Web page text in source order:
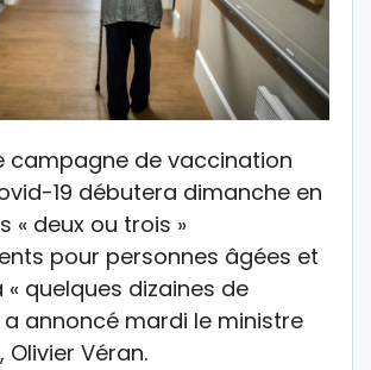
campagne de vaccination
19 débutera dimanche en
« deux ou trois »
pour personnes âgées et
quelques dizaines de
a annoncé mardi le ministre
Olivier Véran.